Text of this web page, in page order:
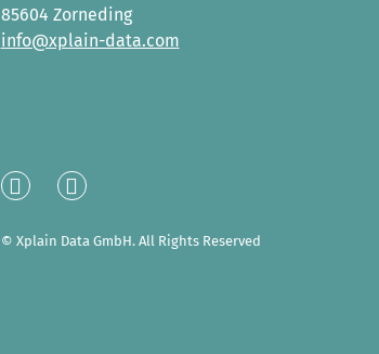
85604 Zorneding
info@xplain-data.com
LinkedXING
© Xplain Data GmbH. All Rights Reserved